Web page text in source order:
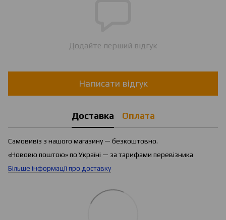
Додайте перший відгук
Написати відгук
Доставка Оплата
Самовивіз з нашого магазину — безкоштовно.
«Нововю поштою» по Україні — за тарифами перевізника
Більше інформації про доставку